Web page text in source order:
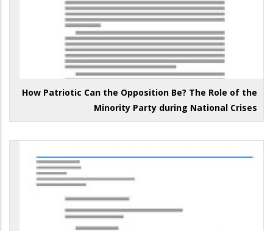
How Patriotic Can the Opposition Be? The Role of the
Minority Party during National Crises